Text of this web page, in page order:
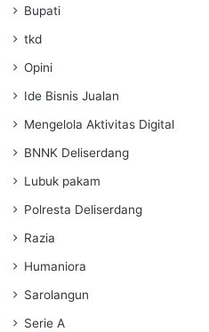
Bupati
tkd
Opini
Ide Bisnis Jualan
Mengelola Aktivitas Digital
BNNK Deliserdang
Lubuk pakam
Polresta Deliserdang
Razia
Humaniora
Sarolangun
Serie A